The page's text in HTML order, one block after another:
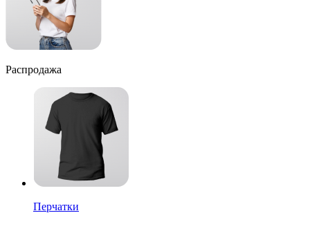
Распродажа
Перчатки